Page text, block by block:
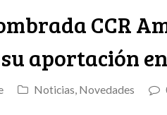
CCR
aportación
Noticias, Novedades